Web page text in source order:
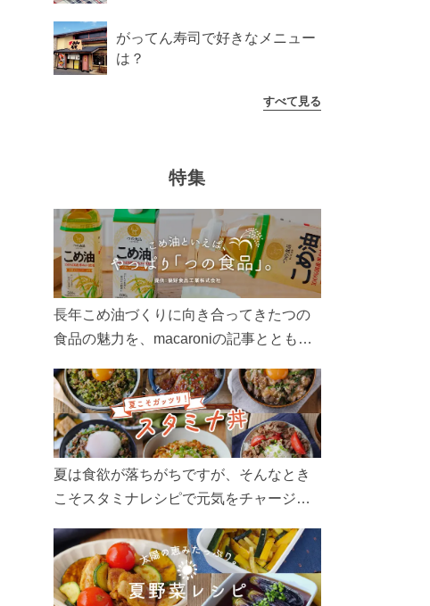
がってん寿司で好きなメニュー
は？
すべて見る
特集
長年こめ油づくりに向き合ってきたつの
食品の魅力を、macaroniの記事とともに
ん、製造現場や品質へのこだわりまで。
こめ油をもっと好きになるコンテンツを
ぜひお楽しみください。
夏は食欲が落ちがちですが、そんなとき
こそスタミナレシピで元気をチャージ！
リ食べて、夏バテを吹き飛ばしましょ
う！